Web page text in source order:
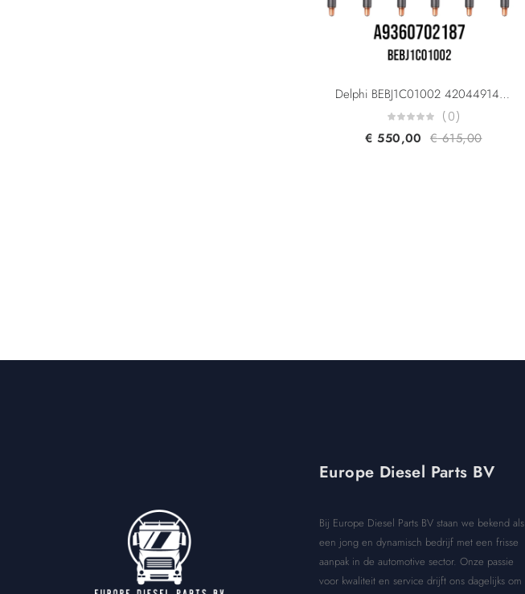
Delphi BEBJ1C01002 42044914 Mercedes Benz Atego Actros Antos A9360702187 A9360702887 For OM934 OM936 Engine Smart Injector Euro 6
(0)
€ 550,00 €615,00
Europe Diesel Parts BV
Bij Europe Diesel Parts BV staan we bekend als
een jong en dynamisch bedrijf met een frisse
aanpak in de automotive sector. Onze passie
voor kwaliteit en service drijft ons dagelijks om